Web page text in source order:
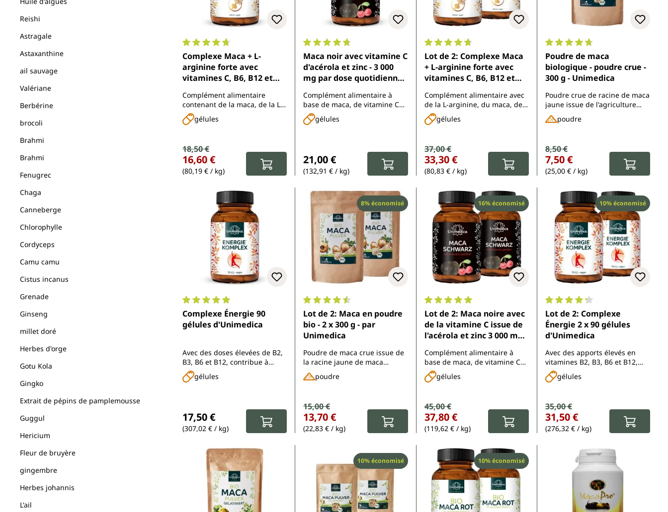
Reishi
Astragale
Astaxanthine
ail sauvage
Valériane
Berbérine
brocoli
Brahmi
Brahmi
Fenugrec
Chaga
Canneberge
Chlorophylle
Cordyceps
Camu camu
Cistus incanus
Grenade
Ginseng
millet doré
Herbes d'orge
Gotu Kola
Gingko
Extrait de pépins de pamplemousse
Guggul
Hericium
Fleur de bruyère
gingembre
Herbes johannis
L'ail
Note moyenne de 4.7 sur 5 étoiles
Complexe Maca + L-
arginine forte avec
vitamines C, B6, B12 et
gélules - Unimedica
Complément alimentaire
contenant de la maca, de la L-
arginine, de la vitamine C, des
vitamines B6 et B12 et du zinc.
gélules
Prix de vente :
Prix régulier :
18,50 €
16,60 €
(80,19 € / kg)
Note moyenne de 4.7 sur 5 étoiles
Maca noir avec vitamine C
d'acérola et zinc - 3 000
mg par dose quotidienne
Unimedica
Complément alimentaire à
base de maca, de vitamine C
d'acérola et de zinc
gélules
21,00 €
(132,91 € / kg)
Note moyenne de 4.8 sur 5 étoiles
Lot de 2: Complexe Maca
+ L-arginine forte avec
vitamines C, B6, B12 et
gélules - Unimedica
Complément alimentaire avec
de la L-arginine, du maca, des
vitamines C, B6, B12 et du zinc
gélules
Prix de vente :
Prix régulier :
37,00 €
33,30 €
(80,83 € / kg)
Note moyenne de 4.8 sur 5
Poudre de maca
biologique - poudre crue -
300 g - Unimedica
Poudre crue de racine de maca
jaune issue de l'agriculture
biologique
poudre
Prix de vente :
Prix régulier :
8,50 €
7,50 €
(25,00 € / kg)
Note moyenne de 5 sur 5 étoiles
Complexe Énergie 90
gélules d'Unimedica
Avec des doses élevées de B2,
B3, B6 et B12, contribue à
réduire la fatigue et à
maintenir un métabolisme
K, taurine, ashwagandha,
maca, reishi, ginseng,
rhodiola, thé vert, sophora
gélules
17,50 €
(307,02 € / kg)
Réduction
8% économisé
Note moyenne de 4.5 sur 5 étoiles
Lot de 2: Maca en poudre
bio - 2 x 300 g - par
Unimedica
Poudre de maca crue issue de
la racine jaune de maca
cultivée biologiquement
poudre
Prix de vente :
Prix régulier :
15,00 €
13,70 €
(22,83 € / kg)
Réduction
16% économisé
Note moyenne de 5 sur 5 étoiles
Lot de 2: Maca noire avec
de la vitamine C issue de
l'acérola et zinc 3 000 mg
gélules) - 2 x 180 gélules -
par Unimedica
Complément alimentaire à
base de maca, de vitamine C
d'acérola et de zinc
gélules
Prix de vente :
Prix régulier :
45,00 €
37,80 €
(119,62 € / kg)
Réduction
10% économisé
Note moyenne de 4.3 sur 5
Lot de 2: Complexe
Énergie 2 x 90 gélules
d'Unimedica
Avec des apports élevés en
vitamines B2, B3, B6 et B12,
contribue à réduire la fatigue
et à maintenir un métabolisme
ashwagandha, maca, reishi,
ginseng, rhodiola, thé vert,
Sophora japonica et coenzyme
gélules
Prix de vente :
Prix régulier :
35,00 €
31,50 €
(276,32 € / kg)
Réduction
10% économisé Réduction
10% économisé